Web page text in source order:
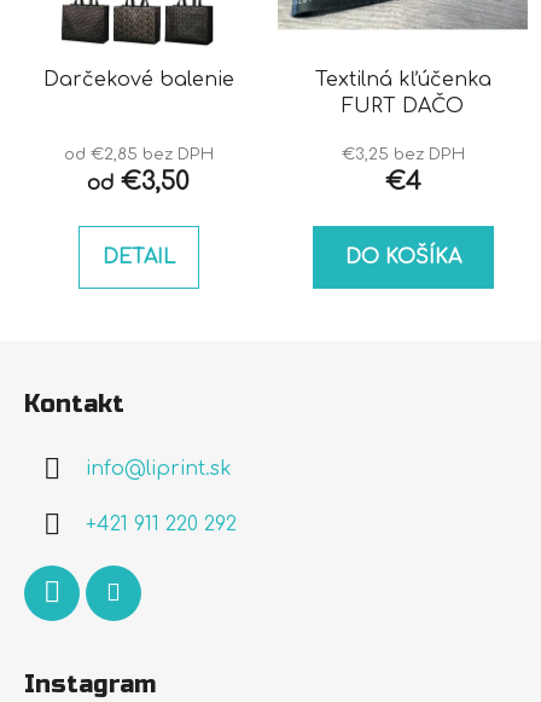
Darčekové balenie
od €2,85 bez DPH
od €3,50
DETAIL
Textilná kľúčenka
FURT DAČO
€3,25 bez DPH
€4
DO KOŠÍKA
Kontakt
info@liprint.sk
+421 911 220 292
Instagram